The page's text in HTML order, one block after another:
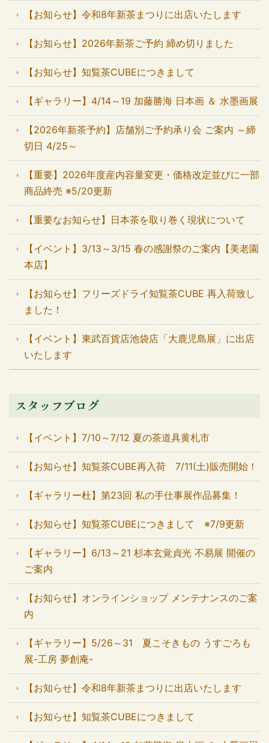
【お知らせ】令和8年新茶まつりに出店いたします
【お知らせ】2026年新茶ご予約 締め切りました
【お知らせ】知覧茶CUBEにつきまして
【ギャラリー】4/14～19 加藤勝海 日本画 ＆ 水墨画展
【2026年新茶予約】店舗別ご予約承り会 ご案内 ～締
切日 4/25～
【重要】2026年度産内容量変更・価格改定並びに一部
商品終売 ※5/20更新
【重要なお知らせ】日本茶を取り巻く現状について
【イベント】3/13～3/15 春の感謝祭のご案内【美老園
本店】
【お知らせ】フリーズドライ知覧茶CUBE 再入荷致し
ました！
【イベント】東武百貨店池袋店「大鹿児島展」に出店
いたします
スタッフブログ
【イベント】7/10～7/12 夏の茶道具黄札市
【お知らせ】知覧茶CUBE再入荷 7/11(土)販売開始！
【ギャラリー杜】第23回 私の手仕事展作品募集！
【お知らせ】知覧茶CUBEにつきまして ※7/9更新
【ギャラリー】6/13～21 杉本玄覚貞光 不易展 開催の
ご案内
【お知らせ】オンラインショップ メンテナンスのご案
内
【ギャラリー】5/26～31 夏こそきもの うすごろも
展-工房 夢創庵-
【お知らせ】令和8年新茶まつりに出店いたします
【お知らせ】知覧茶CUBEにつきまして